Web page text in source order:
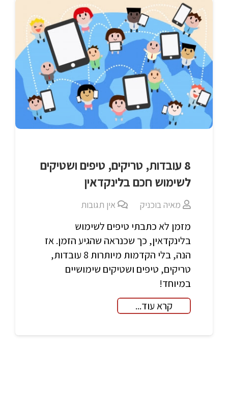
8 עובדות, טריקים, טיפים ושטיקים
לשימוש חכם בלינקדאין
מאיה בוכניק אין תגובות
מזמן לא כתבתי טיפים לשימוש
בלינקדאין, כך שכנראה שהגיע הזמן. אז
הנה, בלי הקדמות מיותרות 8 עובדות,
טריקים, טיפים ושטיקים שימושיים
במיוחד!
קרא עוד...